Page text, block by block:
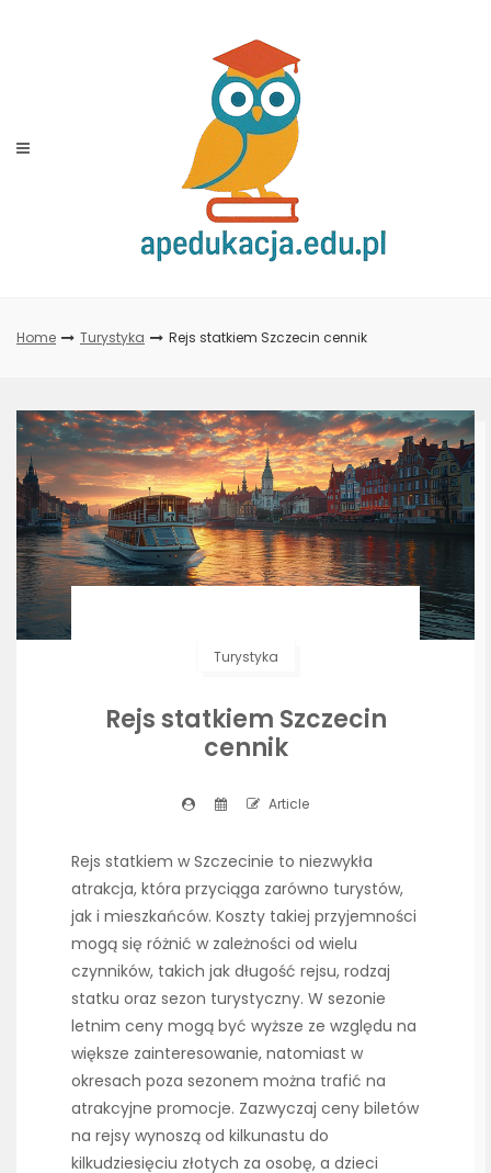
Home Turystyka Rejs statkiem Szczecin cennik
Turystyka
Rejs statkiem Szczecin
cennik
Article
Rejs statkiem w Szczecinie to niezwykła
atrakcja, która przyciąga zarówno turystów,
jak i mieszkańców. Koszty takiej przyjemności
mogą się różnić w zależności od wielu
czynników, takich jak długość rejsu, rodzaj
statku oraz sezon turystyczny. W sezonie
letnim ceny mogą być wyższe ze względu na
większe zainteresowanie, natomiast w
okresach poza sezonem można trafić na
atrakcyjne promocje. Zazwyczaj ceny biletów
na rejsy wynoszą od kilkunastu do
kilkudziesięciu złotych za osobę, a dzieci